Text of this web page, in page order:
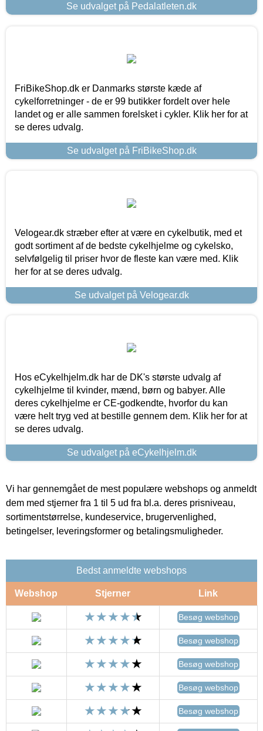
Se udvalget på Pedalatleten.dk
FriBikeShop.dk er Danmarks største kæde af
cykelforretninger - de er 99 butikker fordelt over hele
landet og er alle sammen forelsket i cykler. Klik her for at
se deres udvalg.
Se udvalget på FriBikeShop.dk
Velogear.dk stræber efter at være en cykelbutik, med et
godt sortiment af de bedste cykelhjelme og cykelsko,
selvfølgelig til priser hvor de fleste kan være med. Klik
her for at se deres udvalg.
Se udvalget på Velogear.dk
Hos eCykelhjelm.dk har de DK's største udvalg af
cykelhjelme til kvinder, mænd, børn og babyer. Alle
deres cykelhjelme er CE-godkendte, hvorfor du kan
være helt tryg ved at bestille gennem dem. Klik her for at
se deres udvalg.
Se udvalget på eCykelhjelm.dk
Vi har gennemgået de mest populære webshops og anmeldt
dem med stjerner fra 1 til 5 ud fra bl.a. deres prisniveau,
sortimentstørrelse, kundeservice, brugervenlighed,
betingelser, leveringsformer og betalingsmuligheder.
Bedst anmeldte webshops
Webshop Stjerner Link
Besøg webshop
Besøg webshop
Besøg webshop
Besøg webshop
Besøg webshop